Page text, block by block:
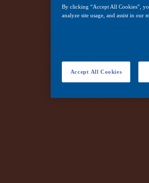
By clicking “Accept All Cookies”,
analyze site usage, and assist in our
Accept All Cookies